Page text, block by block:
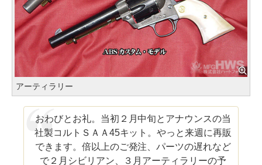
アーティラリー
おわびとお礼。当初２月中旬とアナウンスの当
社製コルトＳＡＡ45キット。やっと来週に再販
できます。倍以上のご発注、パーツの遅れなど
で２月シビリアン、３月アーティラリーの予